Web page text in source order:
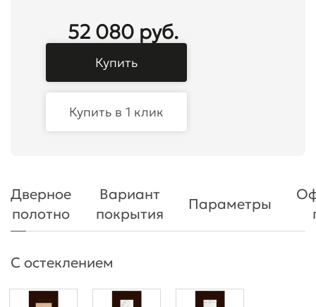
52 080 руб.
Купить
Купить в 1 клик
Дверное
полотно
Вариант
покрытия
Параметры
С остеклением